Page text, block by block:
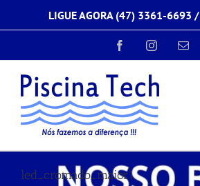
o
LIGUE AGORA (47) 3361-6693 /
FacebookInstagram
E-
led_cromado_maior1